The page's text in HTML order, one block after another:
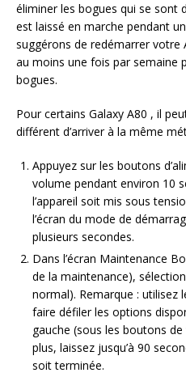
éliminer les bogues qui se sont
est laissé en marche pendant
suggérons de redémarrer
au moins une fois par semaine
bogues.
Pour certains Galaxy A80 , il
différent d’arriver à la même
Appuyez sur les boutons
volume pendant environ 10
l’appareil soit mis sous
l’écran du mode de
plusieurs secondes.
Dans l’écran Maintenance
de la maintenance),
normal). Remarque : utilisez
faire défiler les options
gauche (sous les boutons
plus, laissez jusqu’à 90
soit terminée.